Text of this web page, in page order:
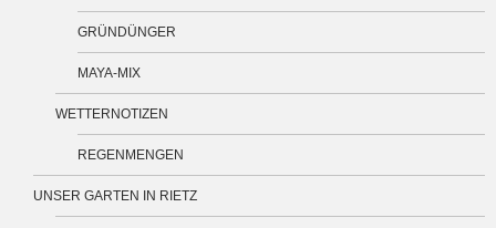
GRÜNDÜNGER
MAYA-MIX
WETTERNOTIZEN
REGENMENGEN
UNSER GARTEN IN RIETZ